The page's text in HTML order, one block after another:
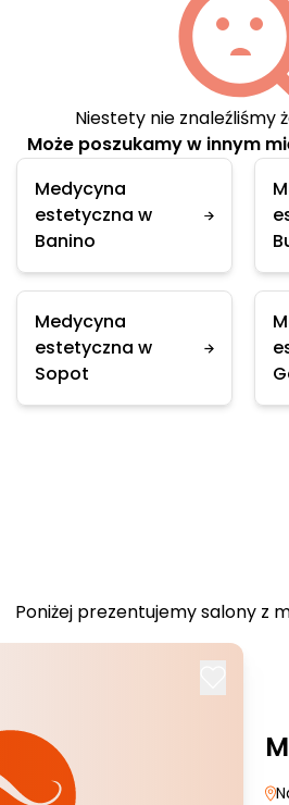
Niestety nie znaleźliśmy
Może poszukamy w innym
Medycyna
estetyczna w
Banino
Medycyna
estetyczna w
Sopot
Poniżej prezentujemy salony z